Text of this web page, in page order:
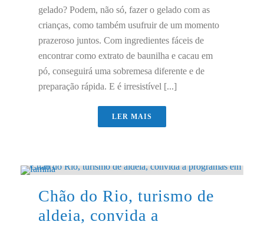
gelado? Podem, não só, fazer o gelado com as
crianças, como também usufruir de um momento
prazeroso juntos. Com ingredientes fáceis de
encontrar como extrato de baunilha e cacau em
pó, conseguirá uma sobremesa diferente e de
preparação rápida. E é irresistível [...]
LER MAIS
Chão do Rio, turismo de
aldeia, convida a